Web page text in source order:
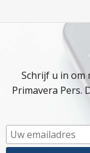
Schrijf u in
Primavera Pers.